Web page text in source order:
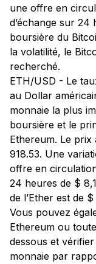
une offre en
d’échange sur 24
boursière du
la volatilité, le
recherché.
ETH/USD - Le
au Dollar
monnaie la plus
boursière et le
Ethereum. Le prix
918.53. Une
offre en
24 heures de $
de l’Ether est de $
Vous pouvez
Ethereum ou
dessous et
monnaie par